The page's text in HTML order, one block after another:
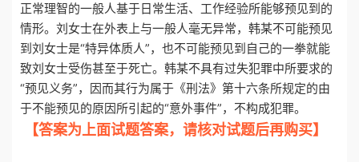
正常理智的一般人基于日常生活、工作经验所能够预见到的
情形。刘女士在外表上与一般人毫无异常，韩某不可能预见
到刘女士是“特异体质人”，也不可能预见到自己的一拳就能
致刘女士受伤甚至于死亡。韩某不具有过失犯罪中所要求的
“预见义务”，因而其行为属于《刑法》第十六条所规定的由
于不能预见的原因所引起的“意外事件”，不构成犯罪。
【答案为上面试题答案，请核对试题后再购买】